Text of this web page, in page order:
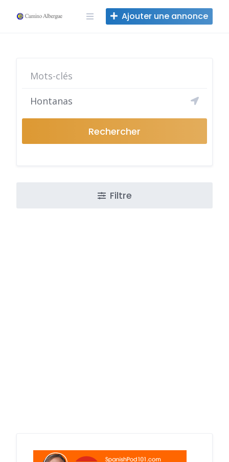
Ajouter une annonce
Rechercher
Filtre